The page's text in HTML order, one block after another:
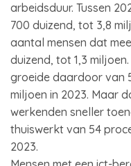
arbeidsduur. Tussen
700 duizend, tot 3,8
aantal mensen dat
duizend, tot 1,3
groeide daardoor van
miljoen in 2023. Maar
werkenden sneller
thuiswerkt van 54
2023.